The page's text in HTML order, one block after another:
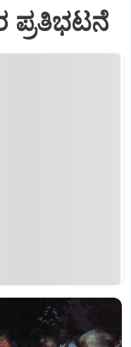
ಪ್ರತಿಭಟನೆ